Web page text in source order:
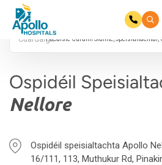
Skip to main content
4.8 Rátáil
Cuardaigh
Ospidéil
Nellore
Ospidéil speisialtachta Apollo
16/111, 113, Muthukur Rd,